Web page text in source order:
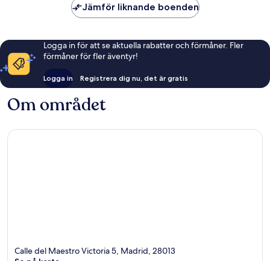
Jämför liknande boenden
Logga in för att se aktuella rabatter och förmåner. Fler
förmåner för fler äventyr!
Logga in Registrera dig nu, det är gratis
Om området
Calle del Maestro Victoria 5, Madrid, 28013